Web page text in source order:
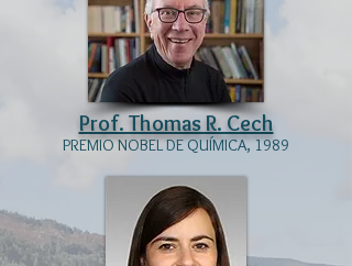
Prof. Thomas R. Cech
PREMIO NOBEL DE QUÍMICA, 1989